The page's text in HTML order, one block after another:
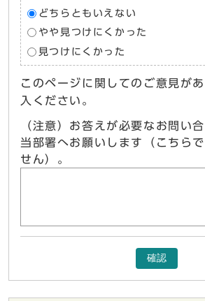
どちらともいえない
やや見つけにくかった
見つけにくかった
このページに関してのご意見が
入ください。
（注意）お答えが必要なお問い
当部署へお願いします（こちら
せん）。
確認